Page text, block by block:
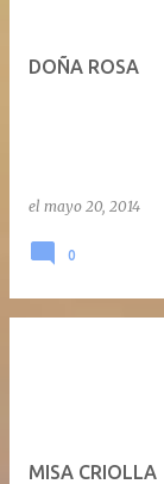
DOÑA ROSA
el mayo 20, 2014
0
MISA CRIOLLA